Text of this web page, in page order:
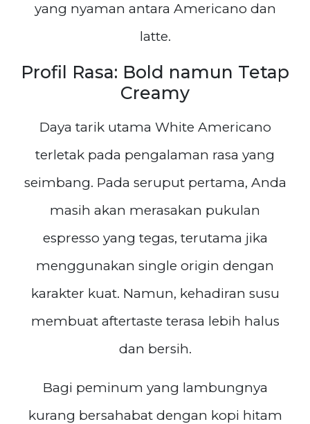
yang nyaman antara Americano dan
latte.
Profil Rasa: Bold namun Tetap
Creamy
Daya tarik utama White Americano
terletak pada pengalaman rasa yang
seimbang. Pada seruput pertama, Anda
masih akan merasakan pukulan
espresso yang tegas, terutama jika
menggunakan single origin dengan
karakter kuat. Namun, kehadiran susu
membuat aftertaste terasa lebih halus
dan bersih.
Bagi peminum yang lambungnya
kurang bersahabat dengan kopi hitam